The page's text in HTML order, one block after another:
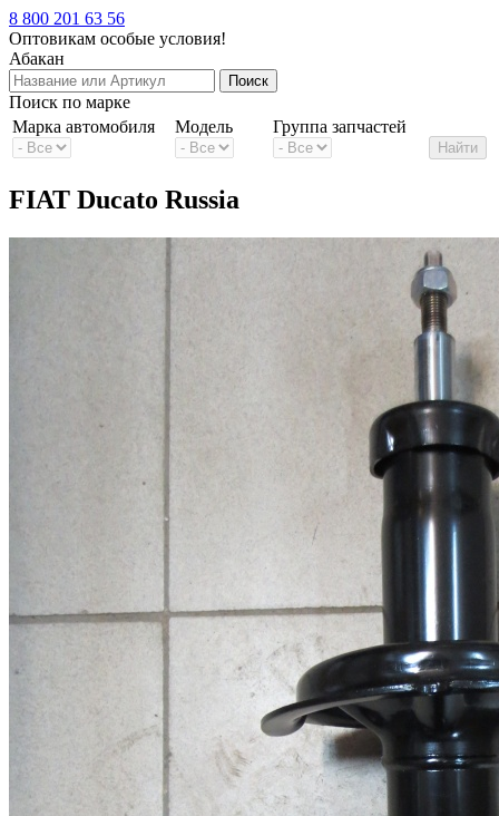
8 800 201 63 56
Оптовикам особые условия!
Абакан
Поиск по марке
Марка автомобиля
Модель Группа запчастей
FIAT Ducato Russia